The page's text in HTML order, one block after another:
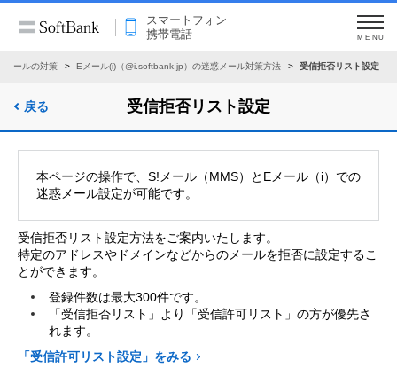
スマートフォン
携帯電話
MENU
メールの対策 Eメール(i)（@i.softbank.jp）の迷惑メール対策方法 受信拒否リスト設定
戻る 受信拒否リスト設定
本ページの操作で、S!メール（MMS）とEメール（i）での
迷惑メール設定が可能です。
受信拒否リスト設定方法をご案内いたします。
特定のアドレスやドメインなどからのメールを拒否に設定するこ
とができます。
登録件数は最大300件です。
「受信拒否リスト」より「受信許可リスト」の方が優先さ
れます。
「受信許可リスト設定」をみる